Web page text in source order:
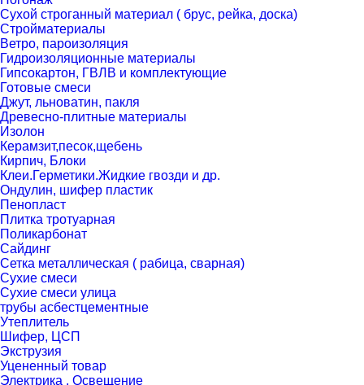
Сухой строганный материал ( брус, рейка, доска)
Стройматериалы
Ветро, пароизоляция
Гидроизоляционные материалы
Гипсокартон, ГВЛВ и комплектующие
Готовые смеси
Джут, льноватин, пакля
Древесно-плитные материалы
Изолон
Керамзит,песок,щебень
Кирпич, Блоки
Клеи.Герметики.Жидкие гвозди и др.
Ондулин, шифер пластик
Пенопласт
Плитка тротуарная
Поликарбонат
Сайдинг
Сетка металлическая ( рабица, сварная)
Сухие смеси
Сухие смеси улица
трубы асбестцементные
Утеплитель
Шифер, ЦСП
Экструзия
Уцененный товар
Электрика , Освещение